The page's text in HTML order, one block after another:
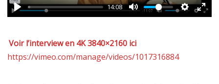
14:08
Voir l’interview en 4K 3840×2160 ici
https://vimeo.com/manage/videos/1017316884